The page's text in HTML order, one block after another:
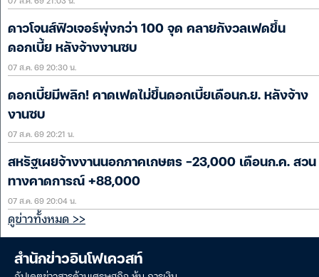
ดาวโจนส์ฟิวเจอร์พุ่งกว่า 100 จุด คลายกังวลเฟดขึ้น
ดอกเบี้ย หลังจ้างงานซบ
07 ส.ค. 69 20:30 น.
ดอกเบี้ยมีพลิก! คาดเฟดไม่ขึ้นดอกเบี้ยเดือนก.ย. หลังจ้าง
งานซบ
07 ส.ค. 69 20:21 น.
สหรัฐเผยจ้างงานนอกภาคเกษตร -23,000 เดือนก.ค. สวน
ทางคาดการณ์ +88,000
07 ส.ค. 69 20:04 น.
ดูข่าวทั้งหมด >>
สำนักข่าวอินโฟเควสท์